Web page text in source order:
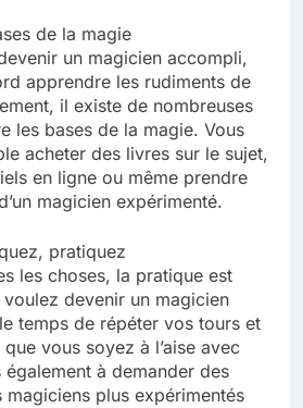
de la magie
un magicien accompli,
apprendre les rudiments de
il existe de nombreuses
les bases de la magie. Vous
acheter des livres sur le sujet,
en ligne ou même prendre
magicien expérimenté.
pratiquez
les choses, la pratique est
devenir un magicien
temps de répéter vos tours et
que vous soyez à l’aise avec
également à demander des
magiciens plus expérimentés